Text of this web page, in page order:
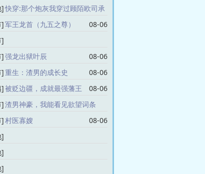
08-06
]快穿:那个炮灰我穿过顾陌欧司承
08-06
]军王龙首（九五之尊）
08-06
]
临：我靠裁决之力主宰异变
]强龙出狱叶辰
08-06
]重生：渣男的成长史
08-06
]被贬边疆，成就最强藩王
08-06
]渣男神豪，我能看见欲望词条
08-06
]村医寡嫂
08-06
]
：杀敌亿万，我成神了！李道安
]
属性！我靠异能逆袭皇位李道安
]